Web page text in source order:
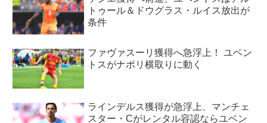
トゥール＆ドウグラス・ルイス放出が
条件
ファヴァスーリ獲得へ急浮上！ ユベン
トスがナポリ横取りに動く
ラインデルス獲得が急浮上、マンチェ
スター・Cがレンタル容認ならユベン